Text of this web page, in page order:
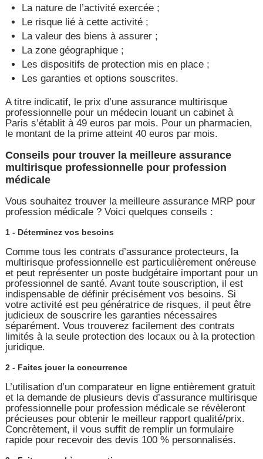
La nature de l’activité exercée ;
Le risque lié à cette activité ;
La valeur des biens à assurer ;
La zone géographique ;
Les dispositifs de protection mis en place ;
Les garanties et options souscrites.
A titre indicatif, le prix d’une assurance multirisque
professionnelle pour un médecin louant un cabinet à
Paris s’établit à 49 euros par mois. Pour un pharmacien,
le montant de la prime atteint 40 euros par mois.
Conseils pour trouver la meilleure assurance
multirisque professionnelle pour profession
médicale
Vous souhaitez trouver la meilleure assurance MRP pour
profession médicale ? Voici quelques conseils :
1 - Déterminez vos besoins
Comme tous les contrats d’assurance protecteurs, la
multirisque professionnelle est particulièrement onéreuse
et peut représenter un poste budgétaire important pour un
professionnel de santé. Avant toute souscription, il est
indispensable de définir précisément vos besoins. Si
votre activité est peu génératrice de risques, il peut être
judicieux de souscrire les garanties nécessaires
séparément. Vous trouverez facilement des contrats
limités à la seule protection des locaux ou à la protection
juridique.
2 - Faites jouer la concurrence
L’utilisation d’un comparateur en ligne entièrement gratuit
et la demande de plusieurs devis d’assurance multirisque
professionnelle pour profession médicale se révèleront
précieuses pour obtenir le meilleur rapport qualité/prix.
Concrètement, il vous suffit de remplir un formulaire
rapide pour recevoir des devis 100 % personnalisés.